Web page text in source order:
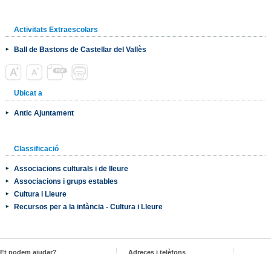
Activitats Extraescolars
Ball de Bastons de Castellar del Vallès
Ubicat a
Antic Ajuntament
Classificació
Associacions culturals i de lleure
Associacions i grups estables
Cultura i Lleure
Recursos per a la infància - Cultura i Lleure
Et podem ajudar?
Adreces i telèfons